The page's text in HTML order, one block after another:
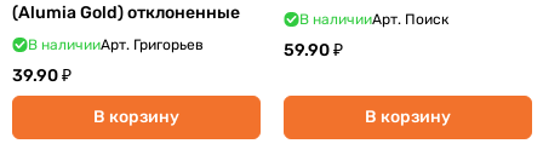
(Alumia Gold) отклоненные
В наличииАрт. Григорьев
39.90 ₽
В корзину
В наличииАрт. Поиск
59.90 ₽
В корзину